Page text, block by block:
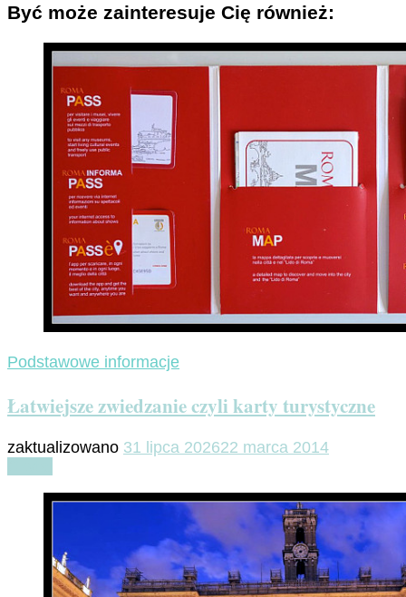
Być może zainteresuje Cię również:
Podstawowe informacje
Łatwiejsze zwiedzanie czyli karty turystyczne
zaktualizowano 31 lipca 202622 marca 2014